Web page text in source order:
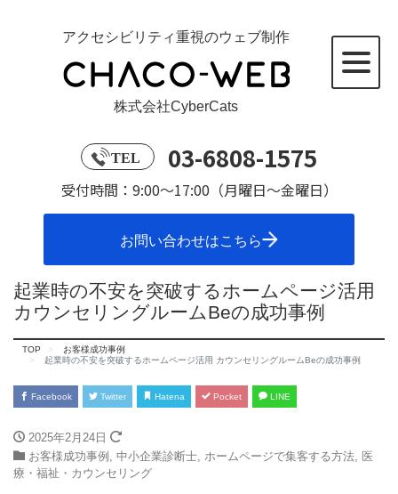
アクセシビリティ重視のウェブ制作
株式会社CyberCats
TEL 03-6808-1575
受付時間：9:00～17:00（月曜日～金曜日）
お問い合わせはこちら
起業時の不安を突破するホームページ活用
カウンセリングルームBeの成功事例
TOP
お客様成功事例
起業時の不安を突破するホームページ活用 カウンセリングルームBeの成功事例
Facebook Twitter Hatena Pocket LINE
2025年2月24日
お客様成功事例 中小企業診断士 ホームページで集客する方法 医
療・福祉・カウンセリング